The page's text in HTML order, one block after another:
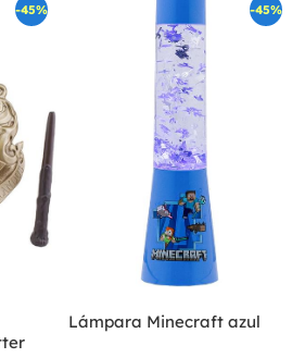
-45% -45%
Lámpara Minecraft azul